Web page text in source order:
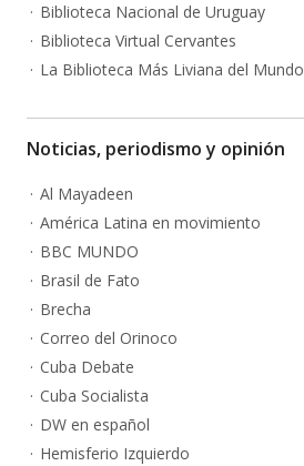
Biblioteca Nacional de Uruguay
Biblioteca Virtual Cervantes
La Biblioteca Más Liviana del Mundo
Noticias, periodismo y opinión
Al Mayadeen
América Latina en movimiento
BBC MUNDO
Brasil de Fato
Brecha
Correo del Orinoco
Cuba Debate
Cuba Socialista
DW en español
Hemisferio Izquierdo